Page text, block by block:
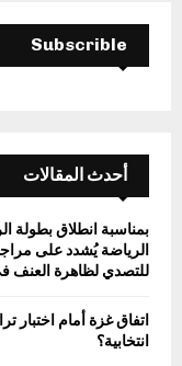
Subscrible
أحدث المقالات
بمناسبة انطلاق بطولة
الرياضة يُشدد على
للتصدي لظاهرة العنف
اتفاق غزة أمام اختبار
انتخابية؟